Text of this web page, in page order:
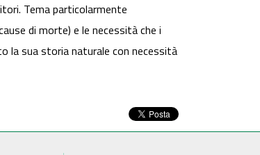
Tema particolarmente
di morte) e le necessità che i
la sua storia naturale con necessità